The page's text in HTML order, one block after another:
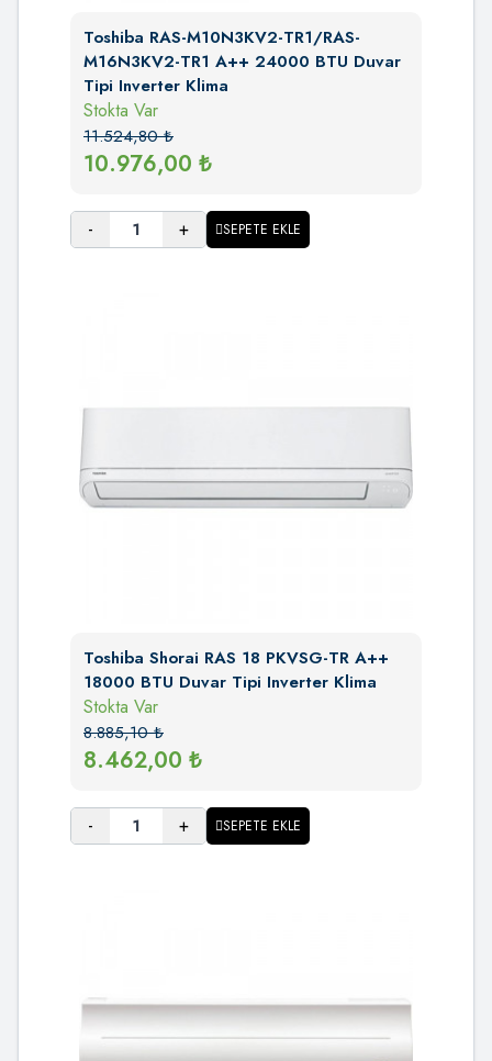
Toshiba RAS-M10N3KV2-TR1/RAS-
M16N3KV2-TR1 A++ 24000 BTU Duvar
Tipi Inverter Klima
Stokta Var
11.524,80₺
10.976,00 ₺
- + SEPETE EKLE
Toshiba Shorai RAS 18 PKVSG-TR A++
18000 BTU Duvar Tipi Inverter Klima
Stokta Var
8.885,10₺
8.462,00 ₺
- + SEPETE EKLE